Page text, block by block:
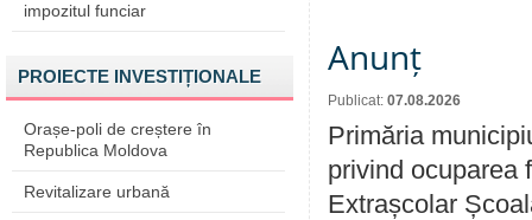
impozitul funciar
PROIECTE INVESTIȚIONALE
Orașe-poli de creștere în
Republica Moldova
Revitalizare urbană
Anunț
Publicat: 07.08.2026
Primăria
privind ocuparea
Extrașcolar